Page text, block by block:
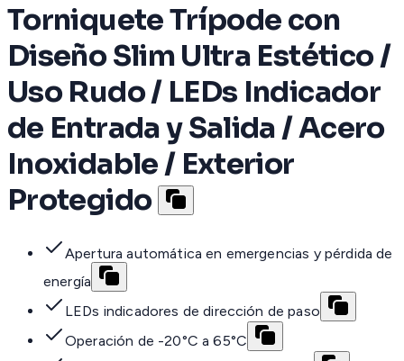
Torniquete Trípode con
Diseño Slim Ultra Estético /
Uso Rudo / LEDs Indicador
de Entrada y Salida / Acero
Inoxidable / Exterior
Protegido
Apertura automática en emergencias y pérdida de
energía
LEDs indicadores de dirección de paso
Operación de -20°C a 65°C